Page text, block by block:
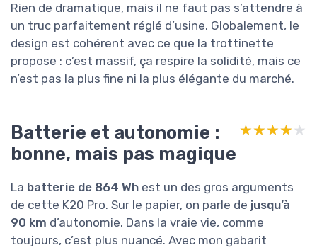
Rien de dramatique, mais il ne faut pas s’attendre à
un truc parfaitement réglé d’usine. Globalement, le
design est cohérent avec ce que la trottinette
propose : c’est massif, ça respire la solidité, mais ce
n’est pas la plus fine ni la plus élégante du marché.
Batterie et autonomie :
bonne, mais pas magique
★★★★★
★★★★★
La batterie de 864 Wh est un des gros arguments
de cette K20 Pro. Sur le papier, on parle de jusqu’à
90 km d’autonomie. Dans la vraie vie, comme
toujours, c’est plus nuancé. Avec mon gabarit